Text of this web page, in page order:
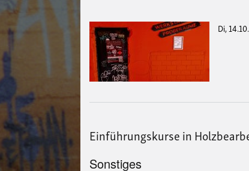
Di,
Einführungskurse in
Sonstiges